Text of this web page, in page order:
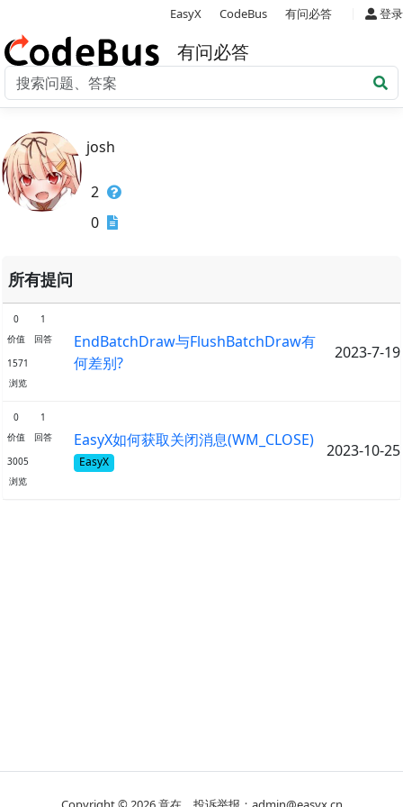
EasyX CodeBus 有问必答 登录
有问必答
josh
2
0
所有提问
0
价值
1
回答
1571
浏览
EndBatchDraw与FlushBatchDraw有
何差别?
2023-7-19
0
价值
1
回答
3005
浏览
EasyX如何获取关闭消息(WM_CLOSE)
EasyX
2023-10-25